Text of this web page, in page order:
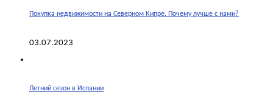
Покупка недвижимости на Северном Кипре. Почему лучше с нами?
03.07.2023
Летний сезон в Испании